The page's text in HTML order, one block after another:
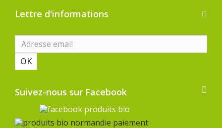
Lettre d'informations
OK
Suivez-nous sur Facebook